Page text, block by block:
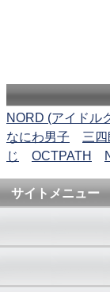
NORD (アイドル
なにわ男子
三四
じ
OCTPATH
サイトメニュー